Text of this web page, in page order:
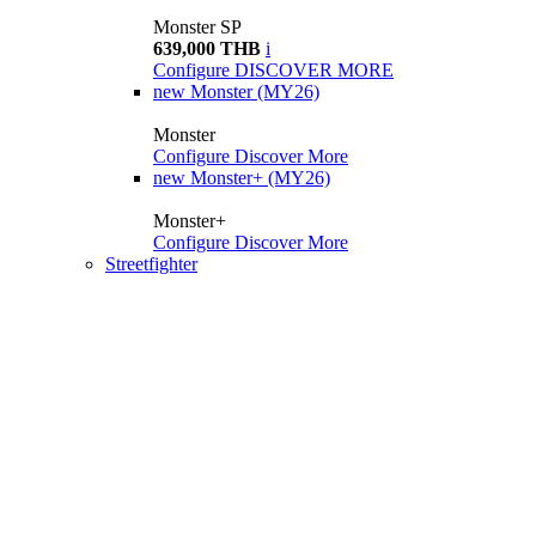
Monster SP
639,000 THB i
Configure DISCOVER MORE
new Monster (MY26)
Monster
Configure Discover More
new Monster+ (MY26)
Monster+
Configure Discover More
Streetfighter